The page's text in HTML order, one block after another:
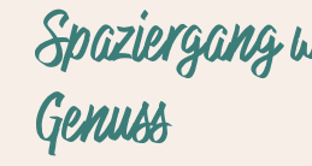
Spaziergang
Genuss